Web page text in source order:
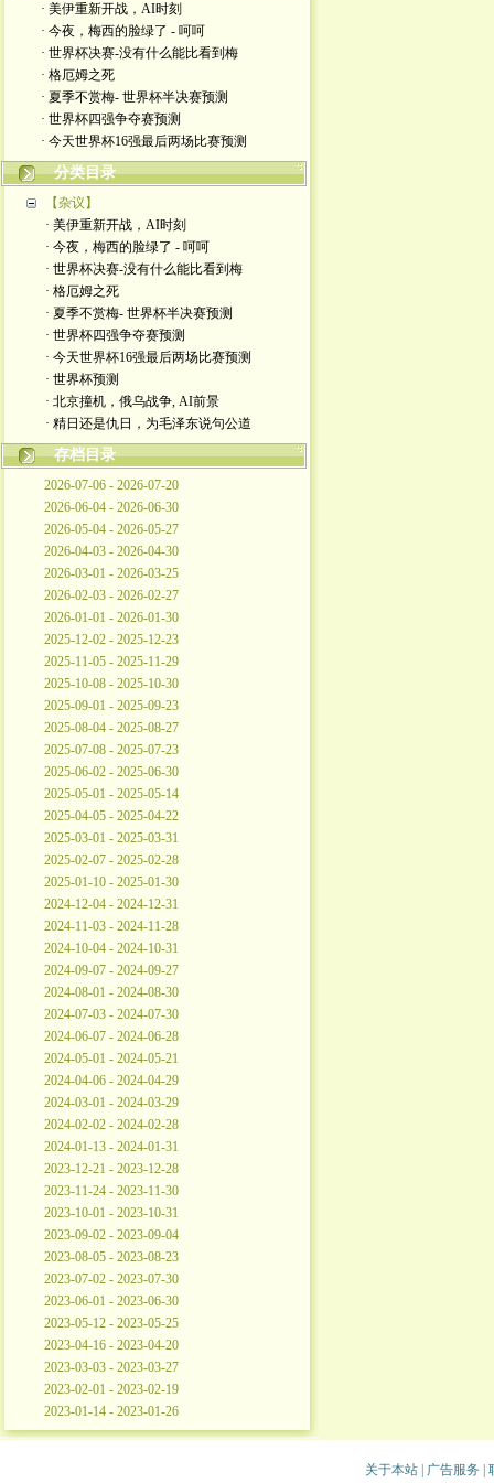
· 美伊重新开战，AI时刻
· 今夜，梅西的脸绿了 - 呵呵
· 世界杯决赛-没有什么能比看到梅
· 格厄姆之死
· 夏季不赏梅- 世界杯半决赛预测
· 世界杯四强争夺赛预测
· 今天世界杯16强最后两场比赛预测
分类目录
【杂议】
· 美伊重新开战，AI时刻
· 今夜，梅西的脸绿了 - 呵呵
· 世界杯决赛-没有什么能比看到梅
· 格厄姆之死
· 夏季不赏梅- 世界杯半决赛预测
· 世界杯四强争夺赛预测
· 今天世界杯16强最后两场比赛预测
· 世界杯预测
· 北京撞机，俄乌战争, AI前景
· 精日还是仇日，为毛泽东说句公道
存档目录
2026-07-06 - 2026-07-20
2026-06-04 - 2026-06-30
2026-05-04 - 2026-05-27
2026-04-03 - 2026-04-30
2026-03-01 - 2026-03-25
2026-02-03 - 2026-02-27
2026-01-01 - 2026-01-30
2025-12-02 - 2025-12-23
2025-11-05 - 2025-11-29
2025-10-08 - 2025-10-30
2025-09-01 - 2025-09-23
2025-08-04 - 2025-08-27
2025-07-08 - 2025-07-23
2025-06-02 - 2025-06-30
2025-05-01 - 2025-05-14
2025-04-05 - 2025-04-22
2025-03-01 - 2025-03-31
2025-02-07 - 2025-02-28
2025-01-10 - 2025-01-30
2024-12-04 - 2024-12-31
2024-11-03 - 2024-11-28
2024-10-04 - 2024-10-31
2024-09-07 - 2024-09-27
2024-08-01 - 2024-08-30
2024-07-03 - 2024-07-30
2024-06-07 - 2024-06-28
2024-05-01 - 2024-05-21
2024-04-06 - 2024-04-29
2024-03-01 - 2024-03-29
2024-02-02 - 2024-02-28
2024-01-13 - 2024-01-31
2023-12-21 - 2023-12-28
2023-11-24 - 2023-11-30
2023-10-01 - 2023-10-31
2023-09-02 - 2023-09-04
2023-08-05 - 2023-08-23
2023-07-02 - 2023-07-30
2023-06-01 - 2023-06-30
2023-05-12 - 2023-05-25
2023-04-16 - 2023-04-20
2023-03-03 - 2023-03-27
2023-02-01 - 2023-02-19
2023-01-14 - 2023-01-26
关于本站| 广告服务